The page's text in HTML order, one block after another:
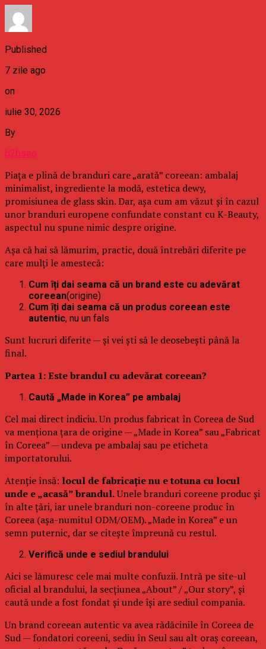
Published
7 zile ago
on
iulie 30, 2026
By
b2bseo
Piața e plină de branduri care „arată” coreean: ambalaj
minimalist, ingrediente la modă, estetica dewy,
promisiunea de glass skin. Dar, așa cum am văzut și în cazul
unor branduri europene confundate constant cu K-Beauty,
aspectul nu spune nimic despre origine.
Așa că hai să lămurim, practic, două întrebări diferite pe
care mulți le amestecă:
Cum îți dai seama că un brand este cu adevărat
coreean(origine)
Cum îți dai seama că un produs coreean este
autentic, nu un fals
Sunt lucruri diferite — și vei ști să le deosebești până la
final.
Partea 1: Este brandul cu adevărat coreean?
Caută „Made in Korea” pe ambalaj
Cel mai direct indiciu. Un produs fabricat în Coreea de Sud
va menționa țara de origine — „Made in Korea” sau „Fabricat
în Coreea” — undeva pe ambalaj sau pe eticheta
importatorului.
Atenție însă: locul de fabricație nu e totuna cu locul
unde e „acasă” brandul.Unele branduri coreene produc și
în alte țări, iar unele branduri non-coreene produc în
Coreea (așa-numitul ODM/OEM). „Made in Korea” e un
semn puternic, dar se citește împreună cu restul.
Verifică unde e sediul brandului
Aici se lămuresc cele mai multe confuzii. Intră pe site-ul
oficial al brandului, la secțiunea „About” / „Our story”, și
caută unde a fost fondat și unde își are sediul compania.
Un brand coreean autentic va avea rădăcinile în Coreea de
Sud — fondatori coreeni, sediu în Seul sau alt oraș coreean,